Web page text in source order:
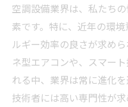
空調設備業界は、私たち
素です。特に、近年の環
ルギー効率の良さが求め
ネ型エアコンや、スマー
れる中、業界は常に進化を
技術者には高い専門性が